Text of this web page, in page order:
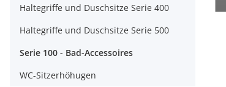
Haltegriffe und Duschsitze Serie 400
Haltegriffe und Duschsitze Serie 500
Serie 100 - Bad-Accessoires
WC-Sitzerhöhugen